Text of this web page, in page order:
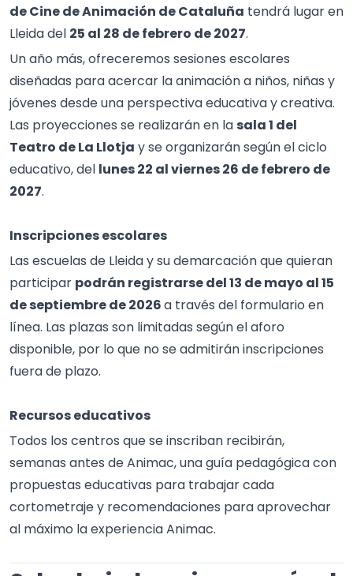
de Cine de Animación de Cataluña tendrá lugar en
Lleida del 25 al 28 de febrero de 2027.
Un año más, ofreceremos sesiones escolares
diseñadas para acercar la animación a niños, niñas y
jóvenes desde una perspectiva educativa y creativa.
Las proyecciones se realizarán en la sala 1 del
Teatro de La Llotja y se organizarán según el ciclo
educativo, del lunes 22 al viernes 26 de febrero de
2027.
Inscripciones escolares
Las escuelas de Lleida y su demarcación que quieran
participar podrán registrarse del 13 de mayo al 15
de septiembre de 2026a través del formulario en
línea. Las plazas son limitadas según el aforo
disponible, por lo que no se admitirán inscripciones
fuera de plazo.
Recursos educativos
Todos los centros que se inscriban recibirán,
semanas antes de Animac, una guía pedagógica con
propuestas educativas para trabajar cada
cortometraje y recomendaciones para aprovechar
al máximo la experiencia Animac.